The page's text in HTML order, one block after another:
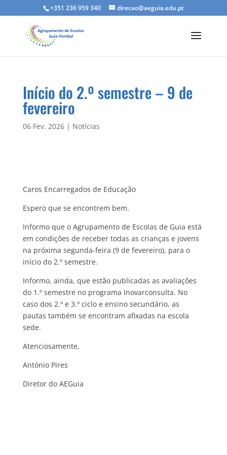
+351 236 959 340 direcao@aeguia.edu.pt
Início do 2.º semestre – 9 de
fevereiro
06 Fev. 2026| Notícias
Caros Encarregados de Educação
Espero que se encontrem bem.
Informo que o Agrupamento de Escolas de Guia está
em condições de receber todas as crianças e jovens
na próxima segunda-feira (9 de fevereiro), para o
início do 2.º semestre.
Informo, ainda, que estão publicadas as avaliações
do 1.º semestre no programa Inovarconsulta. No
caso dos 2.º e 3.º ciclo e ensino secundário, as
pautas também se encontram afixadas na escola
sede.
Atenciosamente,
António Pires
Diretor do AEGuia